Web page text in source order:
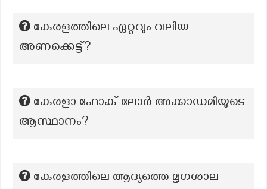
കേരളത്തിലെ ഏറ്റവും വലിയ
അണക്കെട്ട്?
കേരളാ ഫോക് ലോർ അക്കാഡമിയുടെ
ആസ്ഥാനം?
കേരളത്തിലെ ആദ്യത്തെ മൃഗശാല